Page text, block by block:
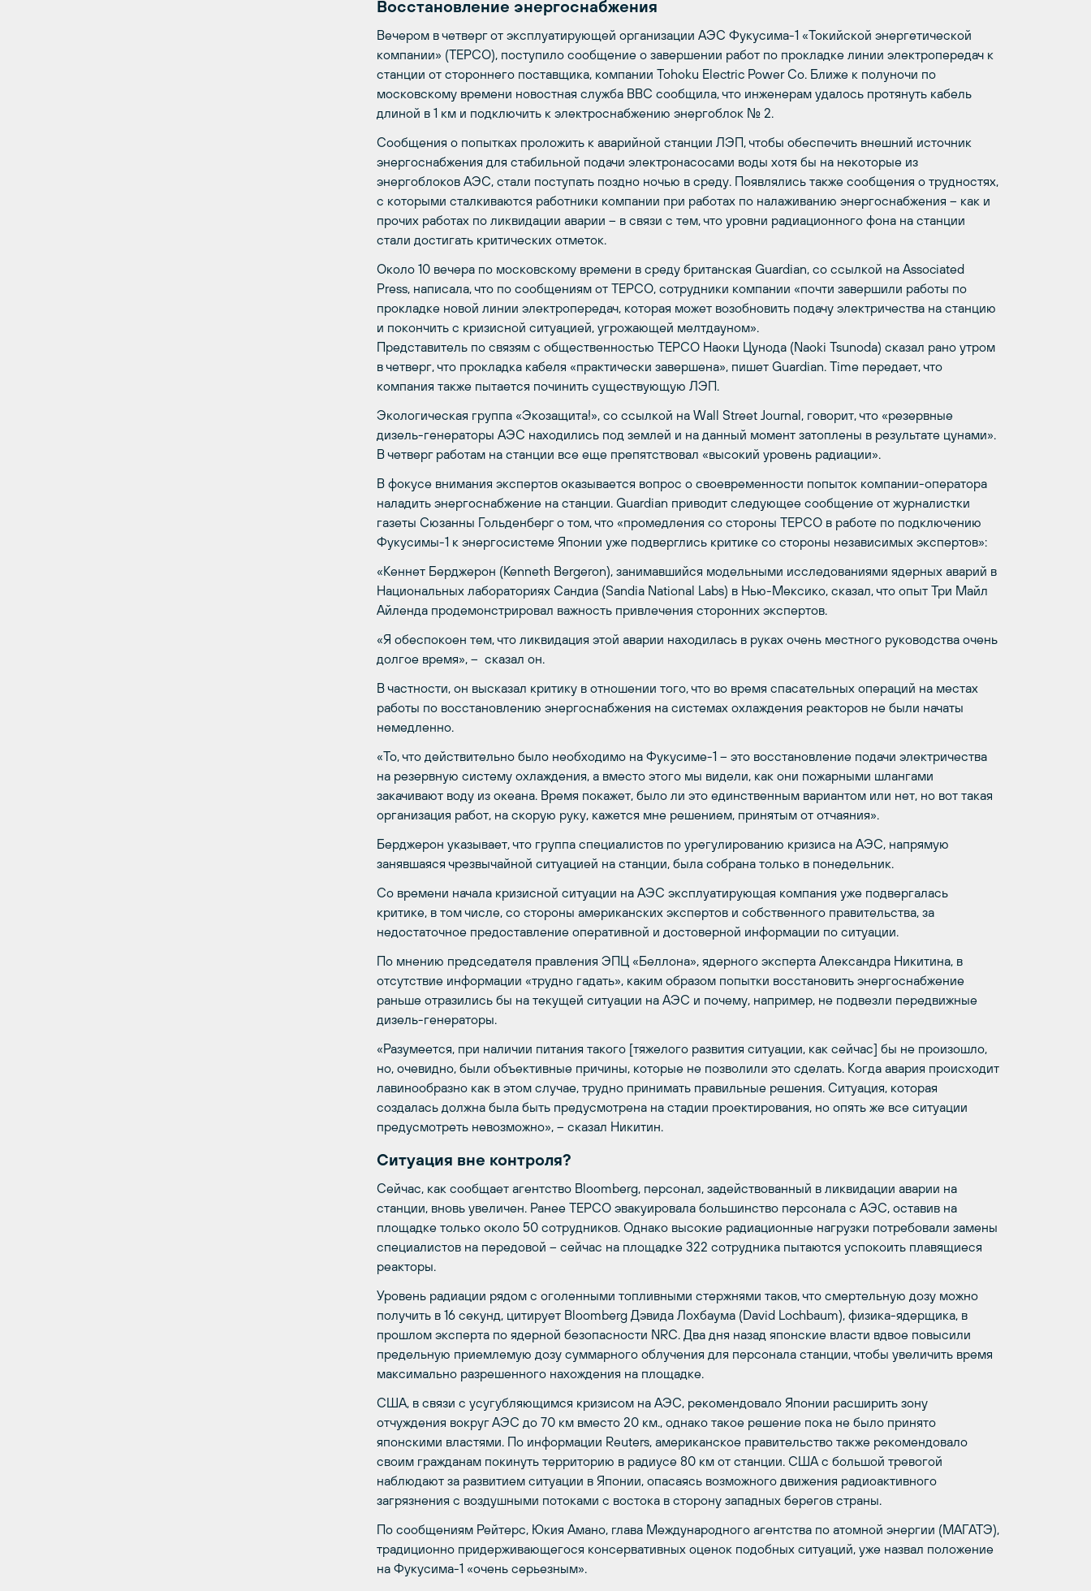
Восстановление энергоснабжения
Вечером в четверг от эксплуатирующей организации АЭС Фукусима-1 «Токийской энергетической
компании» (TEPCO), поступило сообщение о завершении работ по прокладке линии электропередач к
станции от стороннего поставщика, компании Tohoku Electric Power Co. Ближе к полуночи по
московскому времени новостная служба BBC сообщила, что инженерам удалось протянуть кабель
длиной в 1 км и подключить к электроснабжению энергоблок № 2.
Сообщения о попытках проложить к аварийной станции ЛЭП, чтобы обеспечить внешний источник
энергоснабжения для стабильной подачи электронасосами воды хотя бы на некоторые из
энергоблоков АЭС, стали поступать поздно ночью в среду. Появлялись также сообщения о трудностях,
с которыми сталкиваются работники компании при работах по налаживанию энергоснабжения – как и
прочих работах по ликвидации аварии – в связи с тем, что уровни радиационного фона на станции
стали достигать критических отметок.
Около 10 вечера по московскому времени в среду британская Guardian, со ссылкой на Associated
Press, написала, что по сообщениям от TEPCO, сотрудники компании «почти завершили работы по
прокладке новой линии электропередач, которая может возобновить подачу электричества на станцию
и покончить с кризисной ситуацией, угрожающей мелтдауном».
Представитель по связям с общественностью TEPCO Наоки Цунода (Naoki Tsunodа) сказал рано утром
в четверг, что прокладка кабеля «практически завершена», пишет Guardian. Time передает, что
компания также пытается починить существующую ЛЭП.
Экологическая группа «Экозащита!», со ссылкой на Wall Street Journal, говорит, что «резервные
дизель-генераторы АЭС находились под землей и на данный момент затоплены в результате цунами».
В четверг работам на станции все еще препятствовал «высокий уровень радиации».
В фокусе внимания экспертов оказывается вопрос о своевременности попыток компании-оператора
наладить энергоснабжение на станции. Guardian приводит следующее сообщение от журналистки
газеты Сюзанны Гольденберг о том, что «промедления со стороны TEPCO в работе по подключению
Фукусимы-1 к энергосистеме Японии уже подверглись критике со стороны независимых экспертов»:
«Кеннет Берджерон (Kenneth Bergeron), занимавшийся модельными исследованиями ядерных аварий в
Национальных лабораториях Сандиа (Sandia National Labs) в Нью-Мексико, сказал, что опыт Три Майл
Айленда продемонстрировал важность привлечения сторонних экспертов.
«Я обеспокоен тем, что ликвидация этой аварии находилась в руках очень местного руководства очень
долгое время», – сказал он.
В частности, он высказал критику в отношении того, что во время спасательных операций на местах
работы по восстановлению энергоснабжения на системах охлаждения реакторов не были начаты
немедленно.
«То, что действительно было необходимо на Фукусиме-1 – это восстановление подачи электричества
на резервную систему охлаждения, а вместо этого мы видели, как они пожарными шлангами
закачивают воду из океана. Время покажет, было ли это единственным вариантом или нет, но вот такая
организация работ, на скорую руку, кажется мне решением, принятым от отчаяния».
Берджерон указывает, что группа специалистов по урегулированию кризиса на АЭС, напрямую
занявшаяся чрезвычайной ситуацией на станции, была собрана только в понедельник.
Со времени начала кризисной ситуации на АЭС эксплуатирующая компания уже подвергалась
критике, в том числе, со стороны американских экспертов и собственного правительства, за
недостаточное предоставление оперативной и достоверной информации по ситуации.
По мнению председателя правления ЭПЦ «Беллона», ядерного эксперта Александра Никитина, в
отсутствие информации «трудно гадать», каким образом попытки восстановить энергоснабжение
раньше отразились бы на текущей ситуации на АЭС и почему, например, не подвезли передвижные
дизель-генераторы.
«Разумеется, при наличии питания такого [тяжелого развития ситуации, как сейчас] бы не произошло,
но, очевидно, были объективные причины, которые не позволили это сделать. Когда авария происходит
лавинообразно как в этом случае, трудно принимать правильные решения. Ситуация, которая
создалась должна была быть предусмотрена на стадии проектирования, но опять же все ситуации
предусмотреть невозможно», – сказал Никитин.
Ситуация вне контроля?
Сейчас, как сообщает агентство Bloomberg, персонал, задействованный в ликвидации аварии на
станции, вновь увеличен. Ранее TEPCO эвакуировала большинство персонала с АЭС, оставив на
площадке только около 50 сотрудников. Однако высокие радиационные нагрузки потребовали замены
специалистов на передовой – сейчас на площадке 322 сотрудника пытаются успокоить плавящиеся
реакторы.
Уровень радиации рядом с оголенными топливными стержнями таков, что смертельную дозу можно
получить в 16 секунд, цитирует Bloomberg Дэвида Лохбаума (David Lochbaum), физика-ядерщика, в
прошлом эксперта по ядерной безопасности NRC. Два дня назад японские власти вдвое повысили
предельную приемлемую дозу суммарного облучения для персонала станции, чтобы увеличить время
максимально разрешенного нахождения на площадке.
США, в связи с усугубляющимся кризисом на АЭС, рекомендовало Японии расширить зону
отчуждения вокруг АЭС до 70 км вместо 20 км., однако такое решение пока не было принято
японскими властями. По информации Reuters, американское правительство также рекомендовало
своим гражданам покинуть территорию в радиусе 80 км от станции. США с большой тревогой
наблюдают за развитием ситуации в Японии, опасаясь возможного движения радиоактивного
загрязнения с воздушными потоками с востока в сторону западных берегов страны.
По сообщениям Рейтерс, Юкия Амано, глава Международного агентства по атомной энергии (МАГАТЭ),
традиционно придерживающегося консервативных оценок подобных ситуаций, уже назвал положение
на Фукусима-1 «очень серьезным».